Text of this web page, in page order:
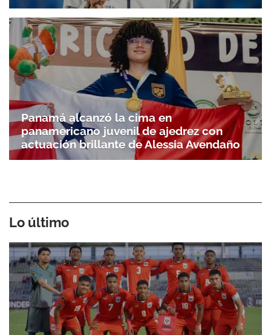
Panamá alcanzó la cima en
panamericano juvenil de ajedrez con
actuación brillante de Alessia Avendaño
Lo último